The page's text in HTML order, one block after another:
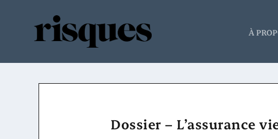
À
Dossier – L’assurance